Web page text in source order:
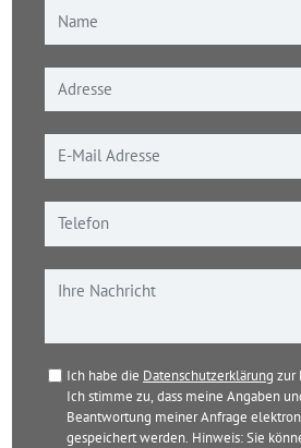
Ich habe die Datenschutzerklärung zur
Ich stimme zu, dass meine Angaben
Beantwortung meiner Anfrage
gespeichert werden. Hinweis: Sie